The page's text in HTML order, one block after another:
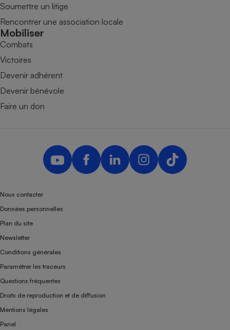
Soumettre un litige
Rencontrer une association locale
Mobiliser
Combats
Victoires
Devenir adhérent
Devenir bénévole
Faire un don
Nous contacter
Données personnelles
Plan du site
Newsletter
Conditions générales
Paramétrer les traceurs
Questions fréquentes
Droits de reproduction et de diffusion
Mentions légales
Panel